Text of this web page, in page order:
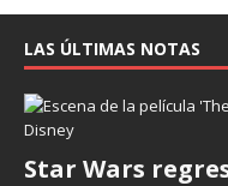
LAS ÚLTIMAS NOTAS
Star Wars